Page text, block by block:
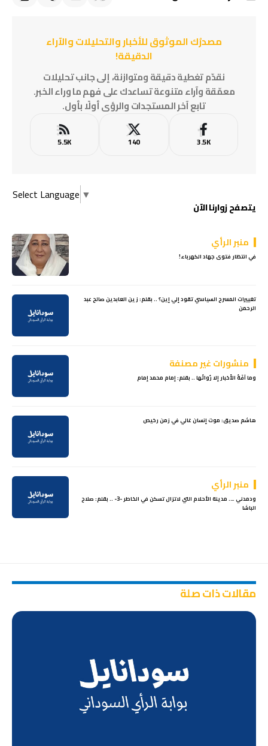
مصدرُك الموثوق للأخبار والتحليلات والآراء
الدقيقة!
نقدّم تغطية دقيقة ومتوازنة، إلى جانب تحليلات
معمّقة وآراء متنوعة تساعدك على فهم ما وراء الخبر.
تابع آخر المستجدات والرؤى أولًا بأول.
3.5K
140
5.5K
Select Language ▼
يتصفح زوارنا الآن
منبر الرأي
في انتظار فتوى جهاد الكهرباء!
تغييرات المسرح السياسي تقود إلي إين؟ .. بقلم: زين العابدين صالح عبد
الرحمن
منشورات غير مصنفة
وما آفَةُ الأَخبار إلا رُواتُها .. بقلم: إمام محمد إمام
هاشم صديق: موت إنسان غالي في زمن رخيص
منبر الرأي
ودمدني …. مدينة الأحلام التي لاتزال تسكن في الخاطر -3- .. بقلم: صلاح
الباشا
مقالات ذات صلة